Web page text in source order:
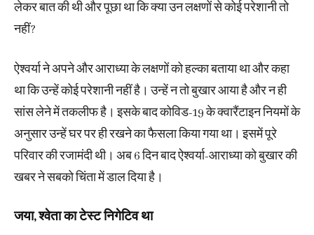
लेकर बात की थी और पूछा था कि क्या उन लक्षणों से कोई परेशानी तो
नहीं?
ऐश्वर्या ने अपने और आराध्या के लक्षणों को हल्का बताया था और कहा
था कि उन्हें कोई परेशानी नहीं है। उन्हें न तो बुखार आया है और न ही
सांस लेने में तकलीफ है। इसके बाद कोविड-19 के क्वारैंटाइन नियमों के
अनुसार उन्हें घर पर ही रखने का फैसला किया गया था। इसमें पूरे
परिवार की रजामंदी थी। अब 6 दिन बाद ऐश्वर्या-आराध्या को बुखार की
खबर ने सबको चिंता में डाल दिया है।
जया, श्वेता का टेस्ट निगेटिव था